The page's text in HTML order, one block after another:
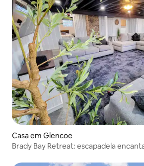
Casa em Glencoe
Brady Bay Retreat: escapadela